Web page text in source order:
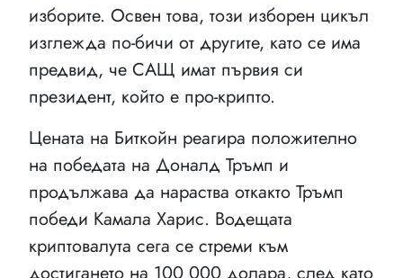
изборите. Освен това, този изборен цикъл
изглежда по-бичи от другите, като се има
предвид, че САЩ имат първия си
президент, който е про-крипто.
Цената на Биткойн реагира положително
на победата на Доналд Тръмп и
продължава да нараства откакто Тръмп
победи Камала Харис. Водещата
криптовалута сега се стреми към